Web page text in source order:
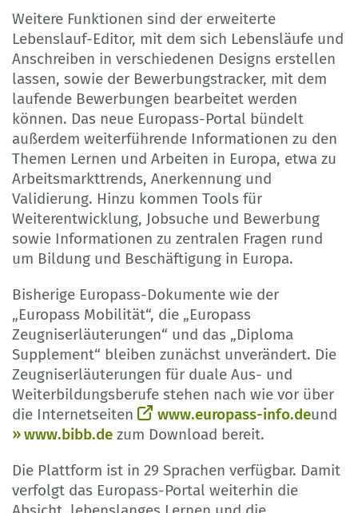
Weitere Funktionen sind der erweiterte
Lebenslauf-Editor, mit dem sich Lebensläufe und
Anschreiben in verschiedenen Designs erstellen
lassen, sowie der Bewerbungstracker, mit dem
laufende Bewerbungen bearbeitet werden
können. Das neue Europass-Portal bündelt
außerdem weiterführende Informationen zu den
Themen Lernen und Arbeiten in Europa, etwa zu
Arbeitsmarkttrends, Anerkennung und
Validierung. Hinzu kommen Tools für
Weiterentwicklung, Jobsuche und Bewerbung
sowie Informationen zu zentralen Fragen rund
um Bildung und Beschäftigung in Europa.
Bisherige Europass-Dokumente wie der
„Europass Mobilität“, die „Europass
Zeugniserläuterungen“ und das „Diploma
Supplement“ bleiben zunächst unverändert. Die
Zeugniserläuterungen für duale Aus- und
Weiterbildungsberufe stehen nach wie vor über
die Internetseiten
www.europass-info.deund
www.bibb.de zum Download bereit.
Die Plattform ist in 29 Sprachen verfügbar. Damit
verfolgt das Europass-Portal weiterhin die